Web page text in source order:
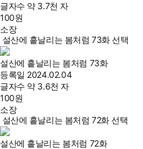
글자수 약 3.7천 자
100원
소장
설산에 흩날리는 봄처럼 73화 선택
설산에 흩날리는 봄처럼 73화
등록일 2024.02.04
글자수 약 3.6천 자
100원
소장
설산에 흩날리는 봄처럼 72화 선택
설산에 흩날리는 봄처럼 72화